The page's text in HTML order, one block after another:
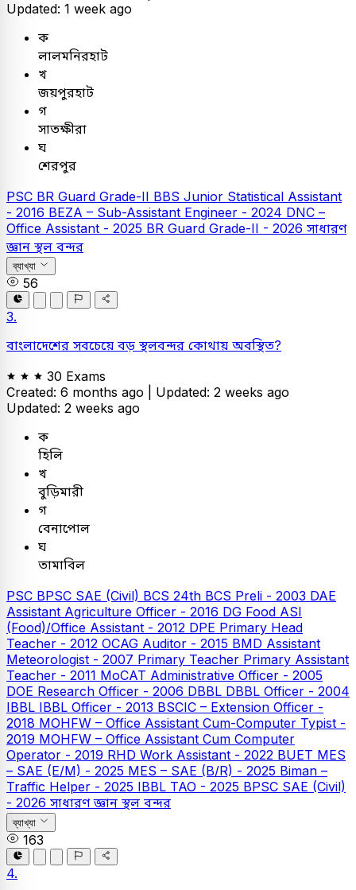
Updated: 1 week ago
ক
লালমনিরহাট
খ
জয়পুরহাট
গ
সাতক্ষীরা
ঘ
শেরপুর
PSC BR Guard Grade-II BBS Junior Statistical Assistant
- 2016 BEZA – Sub-Assistant Engineer - 2024 DNC –
Office Assistant - 2025 BR Guard Grade-II - 2026 সাধারণ
জ্ঞান স্থল বন্দর
ব্যাখ্যা
56
3.
বাংলাদেশের সবচেয়ে বড় স্থলবন্দর কোথায় অবস্থিত?
30 Exams
Created: 6 months ago | Updated: 2 weeks ago
Updated: 2 weeks ago
ক
হিলি
খ
বুড়িমারী
গ
বেনাপোল
ঘ
তামাবিল
PSC BPSC SAE (Civil) BCS 24th BCS Preli - 2003 DAE
Assistant Agriculture Officer - 2016 DG Food ASI
(Food)/Office Assistant - 2012 DPE Primary Head
Teacher - 2012 OCAG Auditor - 2015 BMD Assistant
Meteorologist - 2007 Primary Teacher Primary Assistant
Teacher - 2011 MoCAT Administrative Officer - 2005
DOE Research Officer - 2006 DBBL DBBL Officer - 2004
IBBL IBBL Officer - 2013 BSCIC – Extension Officer -
2018 MOHFW – Office Assistant Cum-Computer Typist -
2019 MOHFW – Office Assistant Cum Computer
Operator - 2019 RHD Work Assistant - 2022 BUET MES
– SAE (E/M) - 2025 MES – SAE (B/R) - 2025 Biman –
Traffic Helper - 2025 IBBL TAO - 2025 BPSC SAE (Civil)
- 2026 সাধারণ জ্ঞান স্থল বন্দর
ব্যাখ্যা
163
4.